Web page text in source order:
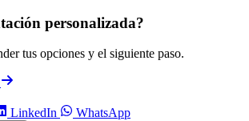
personalizada?
tus opciones y el siguiente paso.
LinkedIn WhatsApp